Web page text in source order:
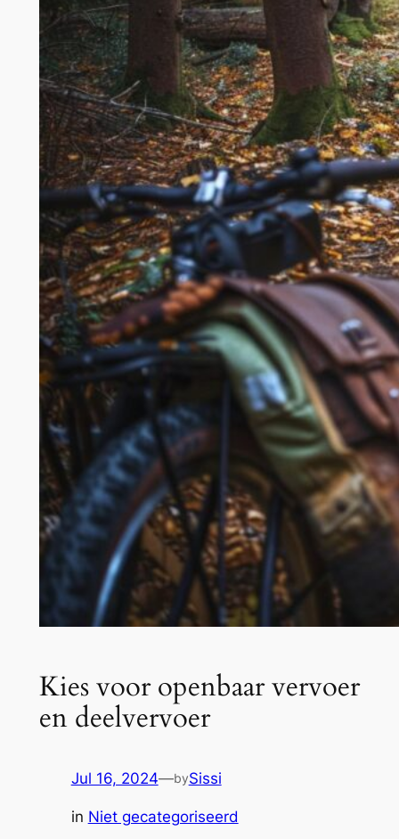
Kies voor openbaar vervoer
en deelvervoer
Jul 16, 2024—bySissi
in Niet gecategoriseerd